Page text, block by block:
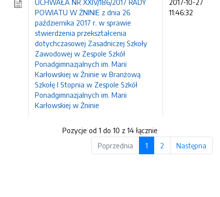
UCHWAŁA NR XXIV/186/2017 RADY
POWIATU W ŻNINIE z dnia 26
października 2017 r. w sprawie
stwierdzenia przekształcenia
dotychczasowej Zasadniczej Szkoły
Zawodowej w Zespole Szkół
Ponadgimnazjalnych im. Marii
Karłowskiej w Żninie w Branżową
Szkołę I Stopnia w Zespole Szkół
Ponadgimnazjalnych im. Marii
Karłowskiej w Żninie
2017-10-27
11:46:32
Pozycje od 1 do 10 z 14 łącznie
Poprzednia
1 2 Następna